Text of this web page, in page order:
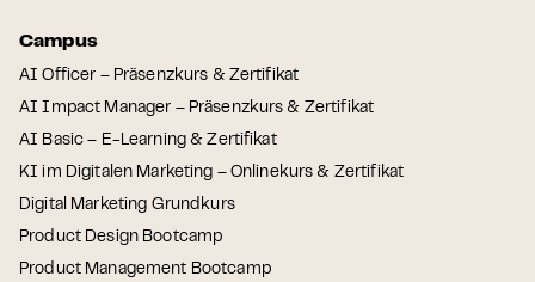
Campus
AI Officer – Präsenzkurs & Zertifikat
AI Impact Manager – Präsenzkurs & Zertifikat
AI Basic – E-Learning & Zertifikat
KI im Digitalen Marketing – Onlinekurs & Zertifikat
Digital Marketing Grundkurs
Product Design Bootcamp
Product Management Bootcamp